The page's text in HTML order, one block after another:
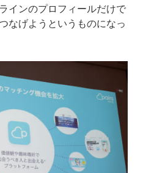
インのプロフィールだけで
なげようというものになっ